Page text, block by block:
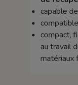
capable
compact,
au travail
matériaux